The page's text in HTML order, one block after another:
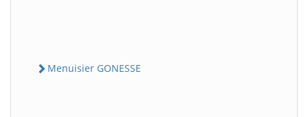
Menuisier GONESSE